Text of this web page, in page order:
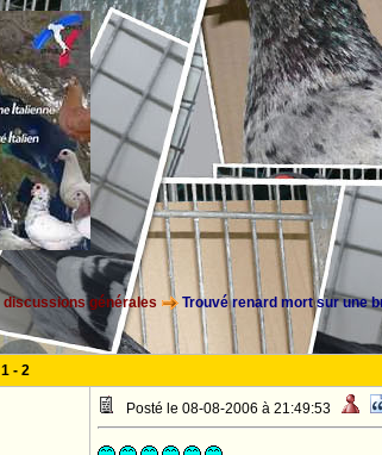
discussions générales Trouvé renard mort sur une
1- 2
Posté le 08-08-2006 à 21:49:53